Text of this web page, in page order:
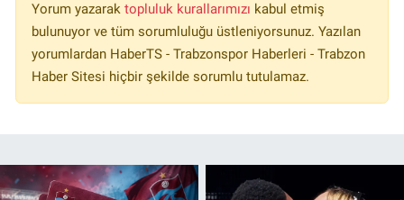
Yorum yazarak topluluk kurallarımızı kabul etmiş
bulunuyor ve tüm sorumluluğu üstleniyorsunuz. Yazılan
yorumlardan HaberTS - Trabzonspor Haberleri - Trabzon
Haber Sitesi hiçbir şekilde sorumlu tutulamaz.